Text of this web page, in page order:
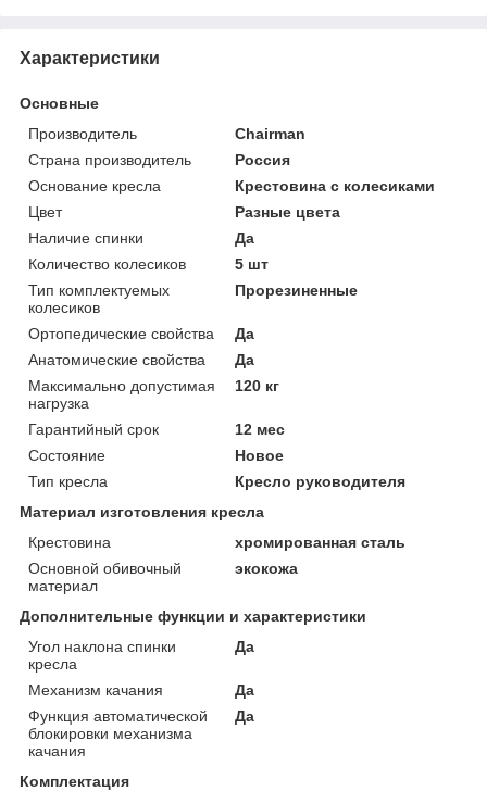
Характеристики
Основные
Производитель
Chairman
Страна производитель
Россия
Основание кресла
Крестовина с колесиками
Цвет
Разные цвета
Наличие спинки
Да
Количество колесиков
5 шт
Тип комплектуемых
колесиков
Прорезиненные
Ортопедические свойства
Да
Анатомические свойства
Да
Максимально допустимая
нагрузка
120 кг
Гарантийный срок
12 мес
Состояние
Новое
Тип кресла
Кресло руководителя
Материал изготовления кресла
Крестовина
хромированная сталь
Основной обивочный
материал
экокожа
Дополнительные функции и характеристики
Угол наклона спинки
кресла
Да
Механизм качания
Да
Функция автоматической
блокировки механизма
качания
Да
Комплектация